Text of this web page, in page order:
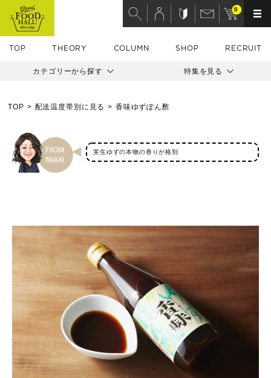
TOP THEORY COLUMN SHOP RECRUIT
0
カテゴリーから探す 特集を見る
TOP 配送温度帯別に見る 香味ゆずぽん酢
実生ゆずの本物の香りが格別